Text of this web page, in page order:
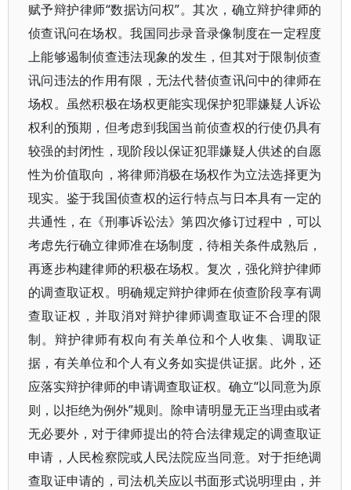
赋予辩护律师“数据访问权”。其次，确立辩护律师的
侦查讯问在场权。我国同步录音录像制度在一定程度
上能够遏制侦查违法现象的发生，但其对于限制侦查
讯问违法的作用有限，无法代替侦查讯问中的律师在
场权。虽然积极在场权更能实现保护犯罪嫌疑人诉讼
权利的预期，但考虑到我国当前侦查权的行使仍具有
较强的封闭性，现阶段以保证犯罪嫌疑人供述的自愿
性为价值取向，将律师消极在场权作为立法选择更为
现实。鉴于我国侦查权的运行特点与日本具有一定的
共通性，在《刑事诉讼法》第四次修订过程中，可以
考虑先行确立律师准在场制度，待相关条件成熟后，
再逐步构建律师的积极在场权。复次，强化辩护律师
的调查取证权。明确规定辩护律师在侦查阶段享有调
查取证权，并取消对辩护律师调查取证不合理的限
制。辩护律师有权向有关单位和个人收集、调取证
据，有关单位和个人有义务如实提供证据。此外，还
应落实辩护律师的申请调查取证权。确立“以同意为原
则，以拒绝为例外”规则。除申请明显无正当理由或者
无必要外，对于律师提出的符合法律规定的调查取证
申请，人民检察院或人民法院应当同意。对于拒绝调
查取证申请的，司法机关应以书面形式说明理由，并